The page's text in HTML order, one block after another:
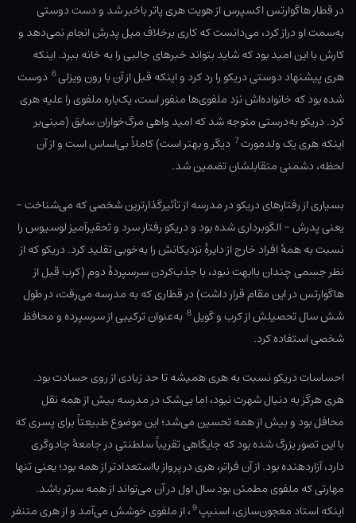
در قطار هاگوارتس اکسپرس از هویت هری پاتر باخبر شد و دست دوستی
به‌سمت او دراز کرد، می‌دانست که کاری برخلاف میل پدرش انجام نمی‌دهد و
کارش با این امید بود که شاید بتواند خبرهای جالبی را به خانه ببرد. اینکه
هری پیشنهاد دوستی دریکو را رد کرد و اینکه قبل از آن با رون ویزلی دوست
شده بود که خانواده‌اش نزد ملفوی‌ها منفور است، یک‌باره ملفوی را علیه هری
کرد. دریکو به‌درستی متوجه شد که امید واهی مرگ‌خواران سابق (مبنی‌بر
اینکه هری یک ولدمورت7دیگر و بهتر است) کاملاً بی‌‌اساس است و از آن
لحظه، دشمنی متقابلشان تضمین شد.
بسیاری از رفتارهای دریکو در مدرسه از تأثیرگذارترین شخصی که می‌شناخت –
یعنی پدرش – الگوبرداری شده بود و دریکو رفتار سرد و تحقیرآمیز لوسیوس را
نسبت به همهٔ افراد خارج از دایرهٔ نزدیکانش را به‌خوبی تقلید کرد. دریکو که از
نظر جسمی چندان باابهت نبود، با جذب‌کردن سرسپردهٔ دوم (کرب قبل از
هاگوارتس در این مقام قرار داشت) در قطاری که به مدرسه می‌رفت، در طول
شش سال تحصیلش از کرب و گویل 8 به‌عنوان ترکیبی از سرسپرده و محافظ
شخصی استفاده کرد.
احساسات دریکو نسبت به هری همیشه تا حد زیادی از روی حسادت بود.
هری هرگز به دنبال شهرت نبود، اما بی‌شک در مدرسه بیش از همه نقل
محافل بود و بیش از همه تحسین می‌شد؛ این موضوع طبیعتاً برای پسری که
با این تصور بزرگ شده بود که جایگاهی تقریباً سلطنتی در جامعهٔ جادوگری
دارد، آزاردهنده بود. از آن فراتر، هری در پرواز بااستعدادتر از همه بود؛ یعنی تنها
مهارتی که ملفوی مطمئن بود سال اول در آن می‌تواند از همه سرتر باشد.
اینکه استاد معجون‌سازی، اسنیپ9 ، از ملفوی خوشش می‌آمد و از هری متنفر